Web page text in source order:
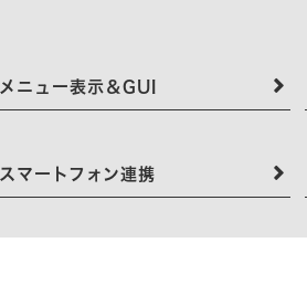
メニュー表示＆GUI
スマートフォン連携